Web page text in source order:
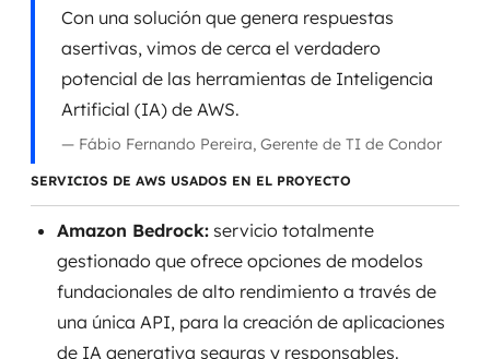
Con una solución que genera respuestas
asertivas, vimos de cerca el verdadero
potencial de las herramientas de Inteligencia
Artificial (IA) de AWS.
— Fábio Fernando Pereira, Gerente de TI de Condor
SERVICIOS DE AWS USADOS EN EL PROYECTO
Amazon Bedrock: servicio totalmente
gestionado que ofrece opciones de modelos
fundacionales de alto rendimiento a través de
una única API, para la creación de aplicaciones
de IA generativa seguras y responsables.